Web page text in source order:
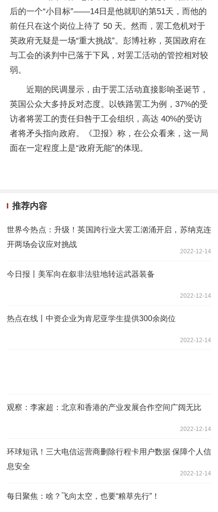
后的一个“小目标”——14日是他就职的第51天，而他的
前任只在这个岗位上待了 50 天。然而，罢工危机对于
英政府无疑是一场“重大挑战”。彭博社称，英国政府在
与工会的谈判中已落于下风，对罢工活动的管控相对较
弱。
近期的民调显示，由于罢工活动直接影响圣诞节，
英国公众大多持反对态度。以铁路罢工为例，37%的受
访者将罢工的责任归咎于工会组织，高达 40%的受访
者将矛头指向政府。《卫报》称，在公众看来，这一局
面在一定程度上是“政府无能”的体现。
推荐内容
世界今热点：升级！英国跨行业大罢工汹涌开启，苏纳克连
开两场会议应对挑战
2022-12-14
今日报丨美军向在叙非法驻地转运武器装备
2022-12-14
热点在线丨中资企业为肯尼亚学生提供300余岗位
2022-12-14
观察：李家超：北京和香港的产业发展合作空间广阔无比
2022-12-14
环球短讯！三大电信运营商删除行程卡用户数据 保障个人信
息安全
2022-12-14
每日聚焦：啥？飞向太空，也要“粮草先行”！